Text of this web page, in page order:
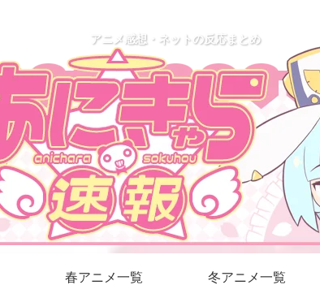
アニメ感想・ネットの反応まとめ
春アニメ一覧 冬アニメ一覧